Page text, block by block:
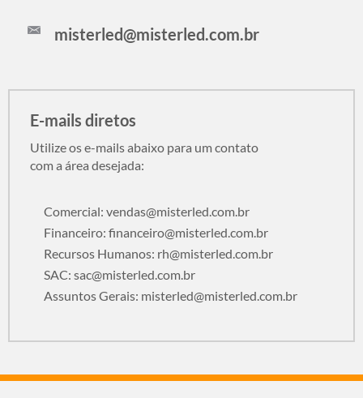
misterled@misterled.com.br
E-mails diretos
Utilize os e-mails abaixo para um contato
com a área desejada:
Comercial: vendas@misterled.com.br
Financeiro: financeiro@misterled.com.br
Recursos Humanos: rh@misterled.com.br
SAC: sac@misterled.com.br
Assuntos Gerais: misterled@misterled.com.br